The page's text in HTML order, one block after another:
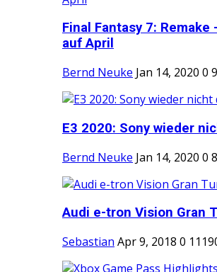
Final Fantasy 7: Remake
auf April
Bernd Neuke Jan 14, 2020 0
E3 2020: Sony wieder
Bernd Neuke Jan 14, 2020 0
Audi e-tron Vision Gran
Sebastian Apr 9, 2018 0